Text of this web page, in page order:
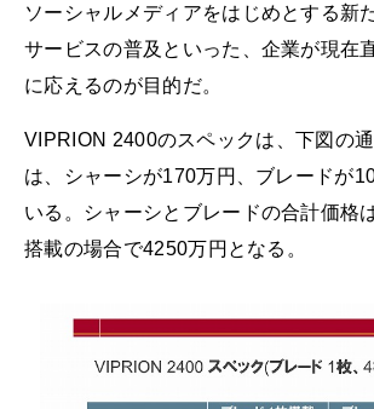
ソーシャルメディアをはじめとする新
サービスの普及といった、企業が現在
に応えるのが目的だ。
VIPRION 2400のスペックは、下図の
は、シャーシが170万円、ブレードが
いる。シャーシとブレードの合計価格
搭載の場合で4250万円となる。